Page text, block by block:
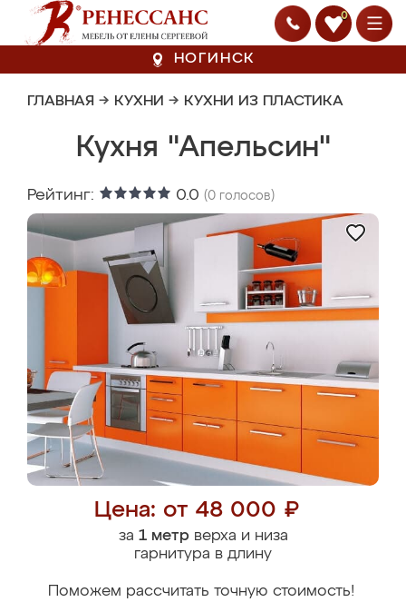
0
НОГИНСК
ГЛАВНАЯ → КУХНИ → КУХНИ ИЗ ПЛАСТИКА
Кухня "Апельсин"
Рейтинг: 0.0 (0 голосов)
Цена: от 48 000 ₽
за 1 метрверха и низа
гарнитура в длину
Поможем рассчитать точную стоимость!